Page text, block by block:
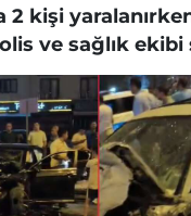
2 kişi
ve sağlık